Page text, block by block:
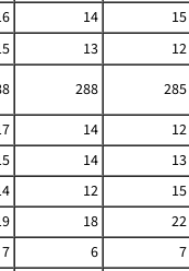
14 15
13 12
288 285
14 12
14 13
12 15
18 22
7 6 7